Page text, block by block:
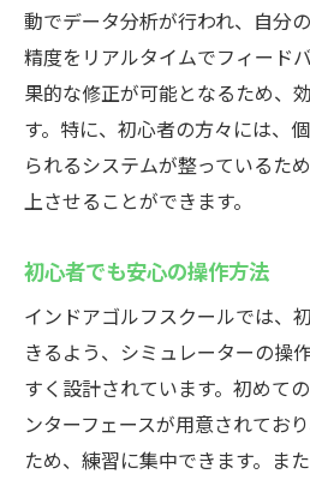
動でデータ分析が行われ、自分
精度をリアルタイムでフィード
果的な修正が可能となるため、
す。特に、初心者の方々には、
られるシステムが整っているた
上させることができます。
初心者でも安心の操作方法
インドアゴルフスクールでは、
きるよう、シミュレーターの操
すく設計されています。初めて
ンターフェースが用意されてお
ため、練習に集中できます。ま